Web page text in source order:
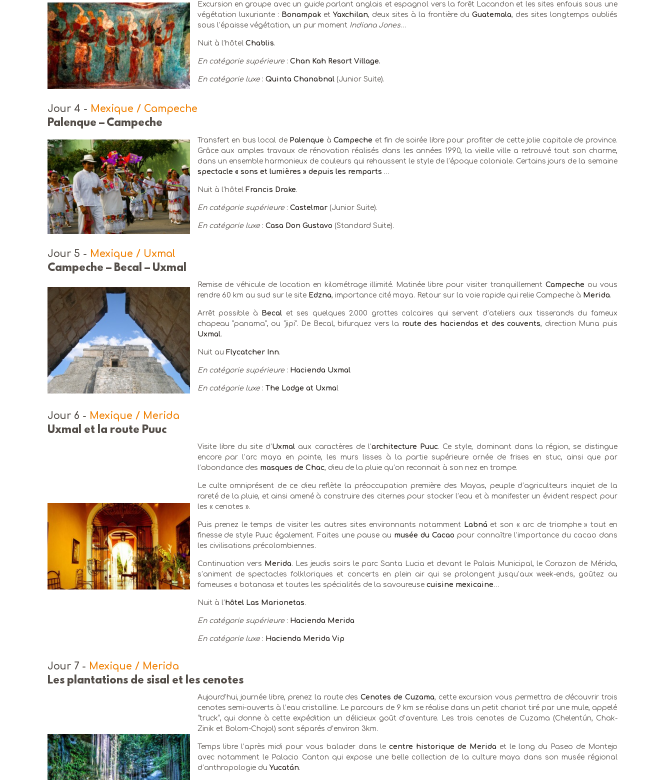
Excursion en groupe avec un guide parlant anglais et espagnol vers la forêt Lacandon et les sites enfouis sous une
végétation luxuriante : Bonampaket Yaxchilan, deux sites à la frontière du Guatemala, des sites longtemps oubliés
sous l’épaisse végétation, un pur moment Indiana Jones…
Nuit à l’hôtel Chablis.
En catégorie supérieure: Chan Kah Resort Village.
En catégorie luxe: Quinta Chanabnal(Junior Suite).
Jour 4 - Mexique / Campeche
Palenque – Campeche
Transfert en bus local de Palenque à Campeche et fin de soirée libre pour profiter de cette jolie capitale de province.
Grâce aux amples travaux de rénovation réalisés dans les années 1990, la vieille ville a retrouvé tout son charme,
dans un ensemble harmonieux de couleurs qui rehaussent le style de l’époque coloniale. Certains jours de la semaine
spectacle « sons et lumières » depuis les remparts …
Nuit à l’hôtel Francis Drake.
En catégorie supérieure: Castelmar(Junior Suite).
En catégorie luxe: Casa Don Gustavo (Standard Suite).
Jour 5 - Mexique / Uxmal
Campeche – Becal – Uxmal
Remise de véhicule de location en kilométrage illimité. Matinée libre pour visiter tranquillement Campeche ou vous
rendre 60 km au sud sur le site Edzna, importance cité maya. Retour sur la voie rapide qui relie Campeche à Merida.
Arrêt possible à Becal et ses quelques 2.000 grottes calcaires qui servent d’ateliers aux tisserands du fameux
chapeau “panama”, ou “jipi”. De Becal, bifurquez vers la route des haciendas et des couvents, direction Muna puis
Uxmal.
Nuit au Flycatcher Inn.
En catégorie supérieure: Hacienda Uxmal
En catégorie luxe: The Lodge at Uxma l
Jour 6 - Mexique / Merida
Uxmal et la route Puuc
Visite libre du site d’Uxmal aux caractères de l’architecture Puuc. Ce style, dominant dans la région, se distingue
encore par l’arc maya en pointe, les murs lisses à la partie supérieure ornée de frises en stuc, ainsi que par
l’abondance des masques de Chac, dieu de la pluie qu’on reconnait à son nez en trompe.
Le culte omniprésent de ce dieu reflète la préoccupation première des Mayas, peuple d’agriculteurs inquiet de la
rareté de la pluie, et ainsi amené à construire des citernes pour stocker l’eau et à manifester un évident respect pour
les « cenotes ».
Puis prenez le temps de visiter les autres sites environnants notamment Labná et son « arc de triomphe » tout en
finesse de style Puuc également. Faites une pause au musée du Cacao pour connaître l’importance du cacao dans
les civilisations précolombiennes.
Continuation vers Merida. Les jeudis soirs le parc Santa Lucia et devant le Palais Municipal, le Corazon de Mérida,
s’animent de spectacles folkloriques et concerts en plein air qui se prolongent jusqu’aux week-ends, goûtez au
fameuses « botanas» et toutes les spécialités de la savoureuse cuisine mexicaine…
Nuit à l’hôtel Las Marionetas.
En catégorie supérieure: Hacienda Merida
En catégorie luxe: Hacienda Merida Vip
Jour 7 - Mexique / Merida
Les plantations de sisal et les cenotes
Aujourd’hui, journée libre, prenez la route desCenotes de Cuzama, cette excursion vous permettra de découvrir trois
cenotes semi-ouverts à l’eau cristalline. Le parcours de 9 km se réalise dans un petit chariot tiré par une mule, appelé
“truck”, qui donne à cette expédition un délicieux goût d’aventure. Les trois cenotes de Cuzama (Chelentún, Chak-
Zinik et Bolom-Chojol) sont séparés d’environ 3km.
Temps libre l’après midi pour vous balader dans lecentre historique de Merida et le long du Paseo de Montejo
avec notamment le Palacio Canton qui expose une belle collection de la culture maya dans son musée régional
d’anthropologie du Yucatán.